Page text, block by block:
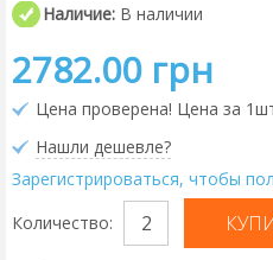
Наличие: В наличии
2782.00 грн
Цена проверена! Цена за
Нашли дешевле?
Зарегистрироваться, чтобы
Количество: